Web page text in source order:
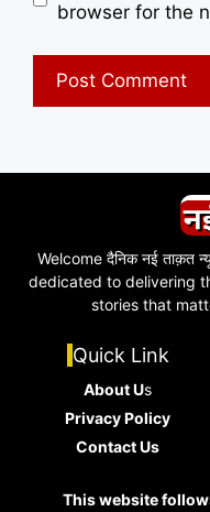
browser for the
Welcome दैनिक नई ताक़त
dedicated to delivering
stories that
Quick Link
About Us
Privacy Policy
Contact Us
This website